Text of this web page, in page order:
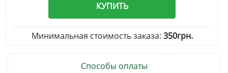
КУПИТЬ
Минимальная стоимость заказа: 350грн.
Способы оплаты